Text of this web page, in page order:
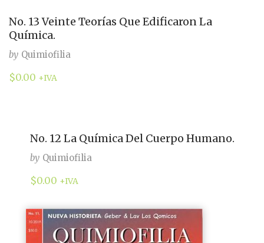
No. 13 Veinte Teorías Que Edificaron La
Química.
by Quimiofilia
$0.00 +IVA
No. 12 La Química Del Cuerpo Humano.
by Quimiofilia
$0.00 +IVA